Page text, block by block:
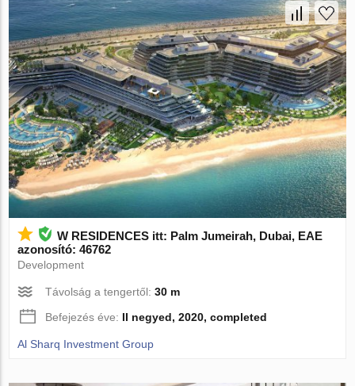
W RESIDENCES itt: Palm Jumeirah, Dubai, EAE
azonosító: 46762
Development
Távolság a tengertől:30 m
Befejezés éve: II negyed, 2020, completed
Al Sharq Investment Group